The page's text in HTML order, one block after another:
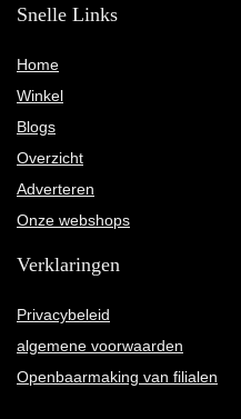
Snelle Links
Home
Winkel
Blogs
Overzicht
Adverteren
Onze webshops
Verklaringen
Privacybeleid
algemene voorwaarden
Openbaarmaking van filialen